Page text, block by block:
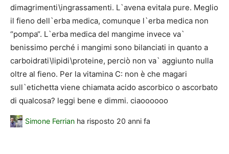
dimagrimenti\ingrassamenti. L`avena evitala pure. Meglio
il fieno dell`erba medica, comunque l`erba medica non
“pompa“. L`erba medica del mangime invece va`
benissimo perché i mangimi sono bilanciati in quanto a
carboidrati\lipidi\proteine, perciò non va` aggiunto nulla
oltre al fieno. Per la vitamina C: non è che magari
sull`etichetta viene chiamata acido ascorbico o ascorbato
di qualcosa? leggi bene e dimmi. ciaoooooo
Simone Ferrian ha risposto 20 anni fa